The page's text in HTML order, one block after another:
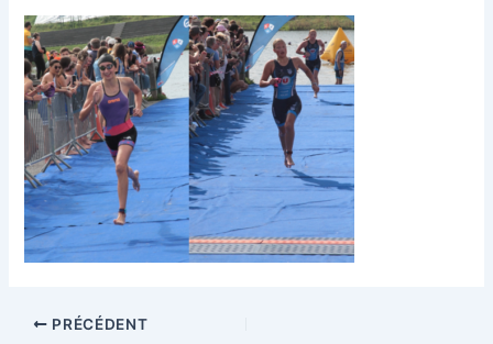
PRÉCÉDENT